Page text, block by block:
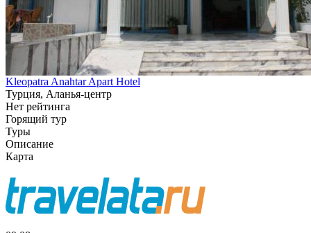
Kleopatra Anahtar Apart Hotel
Турция, Аланья-центр
Нет рейтинга
Горящий тур
Туры
Описание
Карта